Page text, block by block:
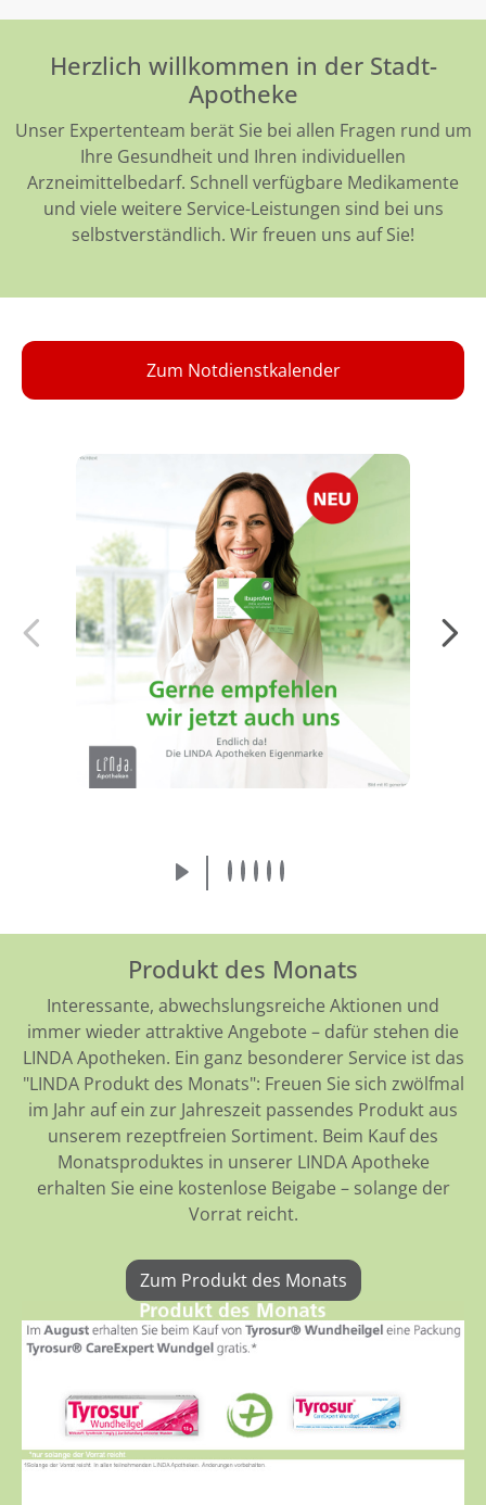
Herzlich willkommen in der Stadt-
Apotheke
Unser Expertenteam berät Sie bei allen Fragen rund um
Ihre Gesundheit und Ihren individuellen
Arzneimittelbedarf. Schnell verfügbare Medikamente
und viele weitere Service-Leistungen sind bei uns
selbstverständlich. Wir freuen uns auf Sie!
Zum Notdienstkalender
Endlich da! Die LINDA Eigenmarke:
Arzneimittel von der Apothekenmarke, der
Sie vertrauen.
Mehr erfahren
Produkt des Monats
Interessante, abwechslungsreiche Aktionen und
immer wieder attraktive Angebote – dafür stehen die
LINDA Apotheken. Ein ganz besonderer Service ist das
"LINDA Produkt des Monats": Freuen Sie sich zwölfmal
im Jahr auf ein zur Jahreszeit passendes Produkt aus
unserem rezeptfreien Sortiment. Beim Kauf des
Monatsproduktes in unserer LINDA Apotheke
erhalten Sie eine kostenlose Beigabe – solange der
Vorrat reicht.
Zum Produkt des Monats